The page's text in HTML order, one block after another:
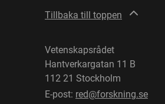
Tillbaka till toppen
Vetenskapsrådet
Hantverkargatan 11 B
112 21 Stockholm
E-post: red@forskning.se